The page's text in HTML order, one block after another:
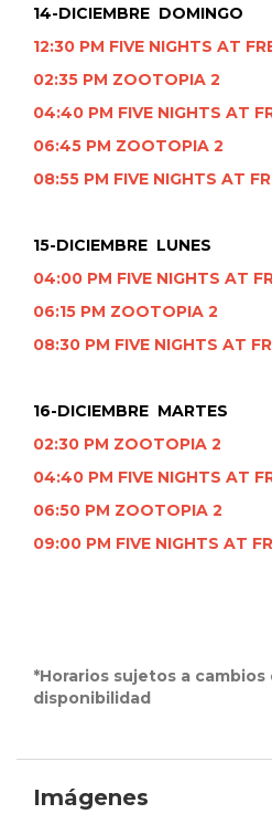
14-DICIEMBRE DOMINGO
12:30 PM FIVE NIGHTS AT
02:35 PM ZOOTOPIA 2
04:40 PM FIVE NIGHTS AT
06:45 PM ZOOTOPIA 2
08:55 PM FIVE NIGHTS AT
15-DICIEMBRE LUNES
04:00 PM FIVE NIGHTS AT
06:15 PM ZOOTOPIA 2
08:30 PM FIVE NIGHTS AT
16-DICIEMBRE MARTES
02:30 PM ZOOTOPIA 2
04:40 PM FIVE NIGHTS AT
06:50 PM ZOOTOPIA 2
09:00 PM FIVE NIGHTS AT
*Horarios sujetos a
disponibilidad
Imágenes